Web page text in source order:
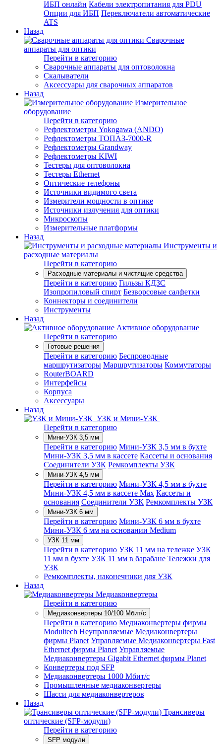
ИБП онлайн Кабели электропитания для PDU
Опции для ИБП Переключатели автоматические
ATS
Назад
Сварочные
аппараты для оптики
Перейти в категорию
Сварочные аппараты для оптоволокна
Скалыватели
Аксессуары для сварочных аппаратов
Назад
Измерительное
оборудование
Перейти в категорию
Рефлектометры Yokogawa (ANDO)
Рефлектометры ТОПАЗ-7000-R
Рефлектометры Grandway
Рефлектометры KIWI
Тестеры для оптоволокна
Тестеры Ethernet
Оптические телефоны
Источники видимого света
Измерители мощности в оптике
Источники излучения для оптики
Микроскопы
Измерительные платформы
Назад
Инструменты и
расходные материалы
Перейти в категорию
Расходные материалы и чистящие средства
Перейти в категорию Гильзы КДЗС
Изопропиловый спирт Безворсовые салфетки
Коннекторы и соединители
Инструменты
Назад
Активное оборудование
Перейти в категорию
Готовые решения
Перейти в категорию Беспроводные
маршрутизаторы Маршрутизаторы Коммутаторы
RouterBOARD
Интерфейсы
Корпуса
Аксессуары
Назад
УЗК и Мини-УЗК
Перейти в категорию
Мини-УЗК 3,5 мм
Перейти в категорию Мини-УЗК 3,5 мм в бухте
Мини-УЗК 3,5 мм в кассете Кассеты и основания
Соединители УЗК Ремкомплекты УЗК
Мини-УЗК 4,5 мм
Перейти в категорию Мини-УЗК 4,5 мм в бухте
Мини-УЗК 4,5 мм в кассете Max Кассеты и
основания Соединители УЗК Ремкомплекты УЗК
Мини-УЗК 6 мм
Перейти в категорию Мини-УЗК 6 мм в бухте
Мини-УЗК 6 мм на основании Medium
УЗК 11 мм
Перейти в категорию УЗК 11 мм на тележке УЗК
11 мм в бухте УЗК 11 мм в барабане Тележки для
УЗК
Ремкомплекты, наконечники для УЗК
Назад
Медиаконвертеры
Перейти в категорию
Медиаконвертеры 10/100 Мбит/с
Перейти в категорию Медиаконвертеры фирмы
Modultech Неуправляемые Медиаконвертеры
фирмы Planet Управляемые Медиаконвертеры Fast
Ethernet фирмы Planet Управляемые
Медиаконвертеры Gigabit Ethernet фирмы Planet
Конвертеры под SFP
Медиаконвертеры 1000 Мбит/с
Промышленные медиаконвертеры
Шасси для медиаконвертеров
Назад
Трансиверы
оптические (SFP-модули)
Перейти в категорию
SFP модули